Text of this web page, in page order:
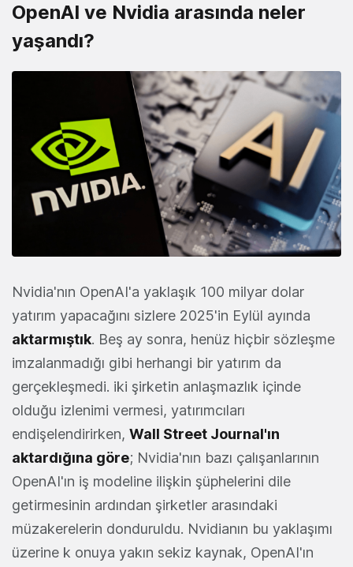
OpenAI ve Nvidia arasında neler
yaşandı?
Nvidia'nın OpenAI'a yaklaşık 100 milyar dolar
yatırım yapacağını sizlere 2025'in Eylül ayında
aktarmıştık. Beş ay sonra, henüz hiçbir sözleşme
imzalanmadığı gibi herhangi bir yatırım da
gerçekleşmedi. iki şirketin anlaşmazlık içinde
olduğu izlenimi vermesi, yatırımcıları
endişelendirirken, Wall Street Journal'ın
aktardığına göre; Nvidia'nın bazı çalışanlarının
OpenAI'ın iş modeline ilişkin şüphelerini dile
getirmesinin ardından şirketler arasındaki
müzakerelerin donduruldu. Nvidianın bu yaklaşımı
üzerine k onuya yakın sekiz kaynak, OpenAI'ın